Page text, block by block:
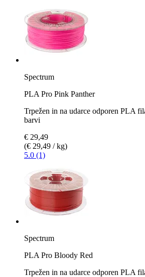
Spectrum
PLA Pro Pink Panther
Trpežen in na udarce odporen PLA
barvi
€ 29,49
(€ 29,49 / kg)
5.0 (1)
Spectrum
PLA Pro Bloody Red
Trpežen in na udarce odporen PLA